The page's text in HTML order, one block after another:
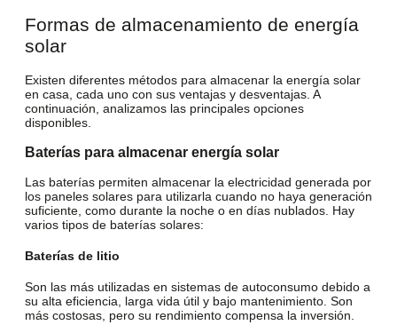
Formas de almacenamiento de energía
solar
Existen diferentes métodos para almacenar la energía solar
en casa, cada uno con sus ventajas y desventajas. A
continuación, analizamos las principales opciones
disponibles.
Baterías para almacenar energía solar
Las baterías permiten almacenar la electricidad generada por
los paneles solares para utilizarla cuando no haya generación
suficiente, como durante la noche o en días nublados. Hay
varios tipos de baterías solares:
Baterías de litio
Son las más utilizadas en sistemas de autoconsumo debido a
su alta eficiencia, larga vida útil y bajo mantenimiento. Son
más costosas, pero su rendimiento compensa la inversión.